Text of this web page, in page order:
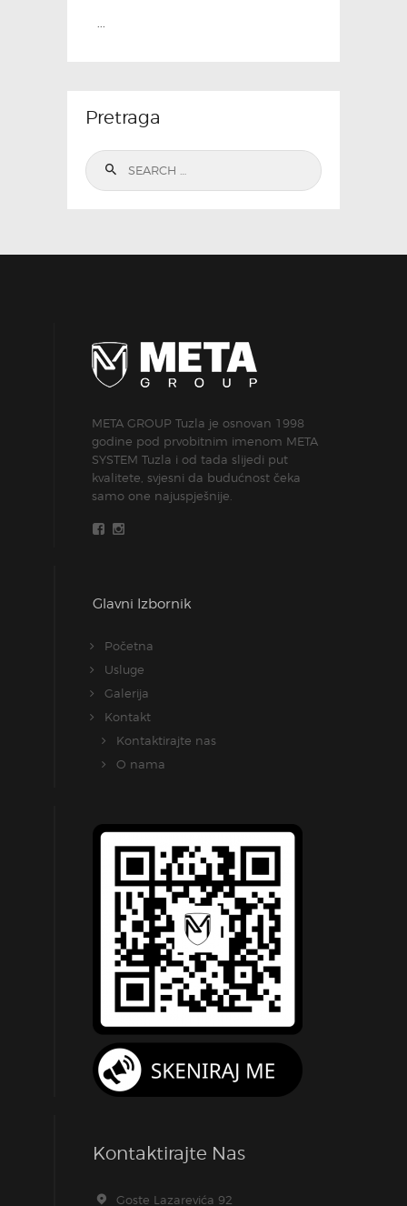
...
Pretraga
Search
for:
META GROUP Tuzla je osnovan 1998
godine pod prvobitnim imenom META
SYSTEM Tuzla i od tada slijedi put
kvalitete, svjesni da budućnost čeka
samo one najuspješnije.
Glavni Izbornik
Početna
Usluge
Galerija
Kontakt
Kontaktirajte nas
O nama
Kontaktirajte Nas
Goste Lazarevića 92